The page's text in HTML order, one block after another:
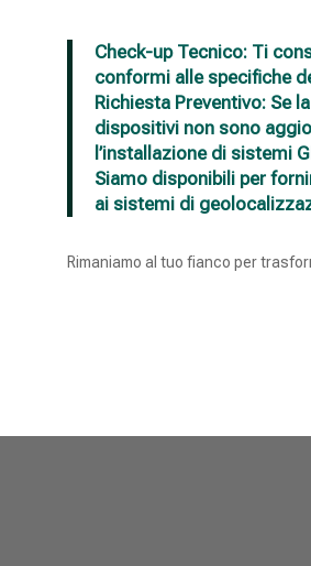
Check-up Tecnico:Ti
conformi alle specifiche
Richiesta Preventivo:Se
dispositivi non sono
l’installazione di sistemi
Siamo disponibili per
ai sistemi di
Rimaniamo al tuo fianco per